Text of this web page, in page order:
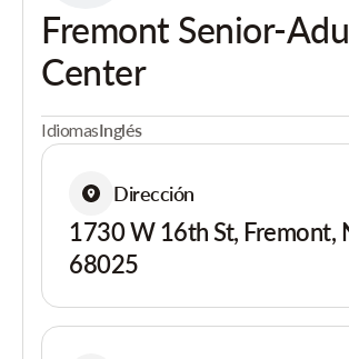
Fremont Senior-
Center
IdiomasInglés
Dirección
1730 W 16th St, Fremont,
68025